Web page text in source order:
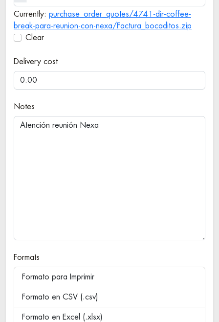
Currently: purchase_order_quotes/4741-dir-coffee-
break-para-reunion-con-nexa/Factura_bocaditos.zip
Clear
Delivery cost
Notes
Formats
Formato para Imprimir
Formato en CSV (.csv)
Formato en Excel (.xlsx)